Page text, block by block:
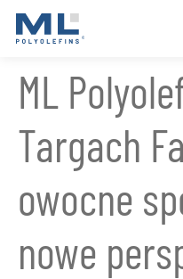
ML
Targach
owocne
nowe